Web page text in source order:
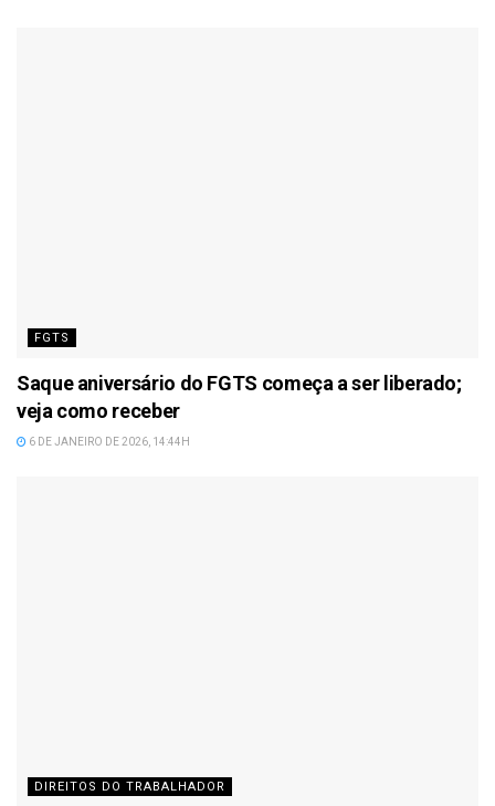
FGTS
Saque aniversário do FGTS começa a ser liberado;
veja como receber
6 DE JANEIRO DE 2026, 14:44H
DIREITOS DO TRABALHADOR